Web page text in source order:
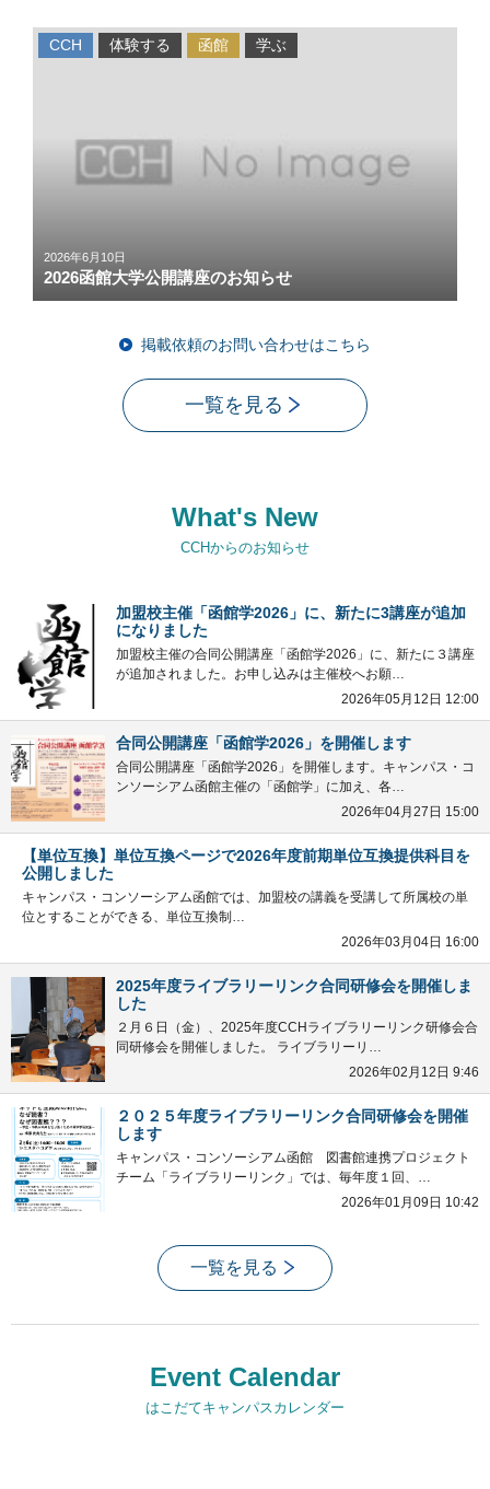
2026年6月10日
2026函館大学公開講座のお知らせ
CCH 体験する 函館 学ぶ
掲載依頼のお問い合わせはこちら
一覧を見る
What's New
CCHからのお知らせ
加盟校主催「函館学2026」に、新たに3講座が追加
になりました
加盟校主催の合同公開講座「函館学2026」に、新たに３講座
が追加されました。お申し込みは主催校へお願…
2026年05月12日 12:00
合同公開講座「函館学2026」を開催します
合同公開講座「函館学2026」を開催します。キャンパス・コ
ンソーシアム函館主催の「函館学」に加え、各…
2026年04月27日 15:00
【単位互換】単位互換ページで2026年度前期単位互換提供科目を
公開しました
キャンパス・コンソーシアム函館では、加盟校の講義を受講して所属校の単
位とすることができる、単位互換制…
2026年03月04日 16:00
2025年度ライブラリーリンク合同研修会を開催しま
した
２月６日（金）、2025年度CCHライブラリーリンク研修会合
同研修会を開催しました。 ライブラリーリ…
2026年02月12日 9:46
２０２５年度ライブラリーリンク合同研修会を開催
します
キャンパス・コンソーシアム函館 図書館連携プロジェクト
チーム「ライブラリーリンク」では、毎年度１回、…
2026年01月09日 10:42
一覧を見る
Event Calendar
はこだてキャンパスカレンダー